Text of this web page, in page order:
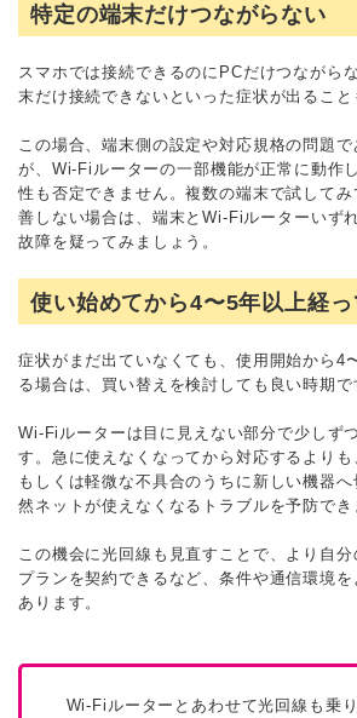
特定の端末だけつながらない
スマホでは接続できるのにPCだけつながら
末だけ接続できないといった症状が出ること
この場合、端末側の設定や対応規格の問題
が、Wi-Fiルーターの一部機能が正常に動作
性も否定できません。複数の端末で試して
善しない場合は、端末とWi-Fiルーターいず
故障を疑ってみましょう。
使い始めてから4〜5年以上経っ
症状がまだ出ていなくても、使用開始から4
る場合は、買い替えを検討しても良い時期で
Wi-Fiルーターは目に見えない部分で少しず
す。急に使えなくなってから対応するよりも
もしくは軽微な不具合のうちに新しい機器
然ネットが使えなくなるトラブルを予防でき
この機会に光回線も見直すことで、より自
プランを契約できるなど、条件や通信環境
あります。
Wi-Fiルーターとあわせて光回線も乗